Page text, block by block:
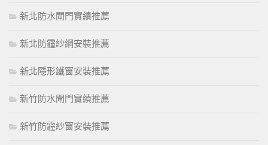
新北防水閘門實績推薦
新北防霾紗網安裝推薦
新北隱形鐵窗安裝推薦
新竹防水閘門實績推薦
新竹防霾紗窗安裝推薦